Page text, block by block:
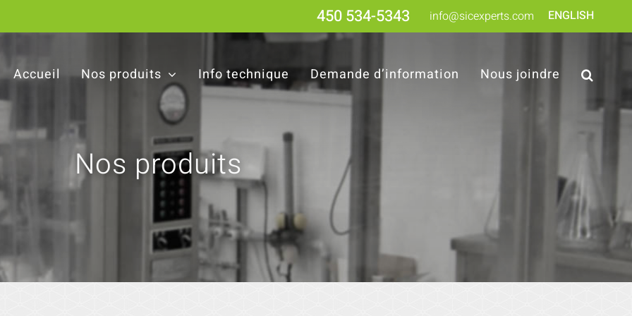
ENGLISH
450 534-5343 info@sicexperts.com
Accueil Nos produits Info technique Demande d’information Nous joindre
Nos produits